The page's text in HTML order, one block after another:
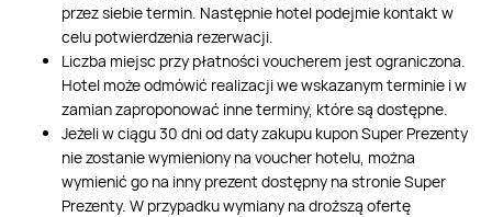
przez siebie termin. Następnie hotel podejmie kontakt w
celu potwierdzenia rezerwacji.
Liczba miejsc przy płatności voucherem jest ograniczona.
Hotel może odmówić realizacji we wskazanym terminie i w
zamian zaproponować inne terminy, które są dostępne.
Jeżeli w ciągu 30 dni od daty zakupu kupon Super Prezenty
nie zostanie wymieniony na voucher hotelu, można
wymienić go na inny prezent dostępny na stronie Super
Prezenty. W przypadku wymiany na droższą ofertę